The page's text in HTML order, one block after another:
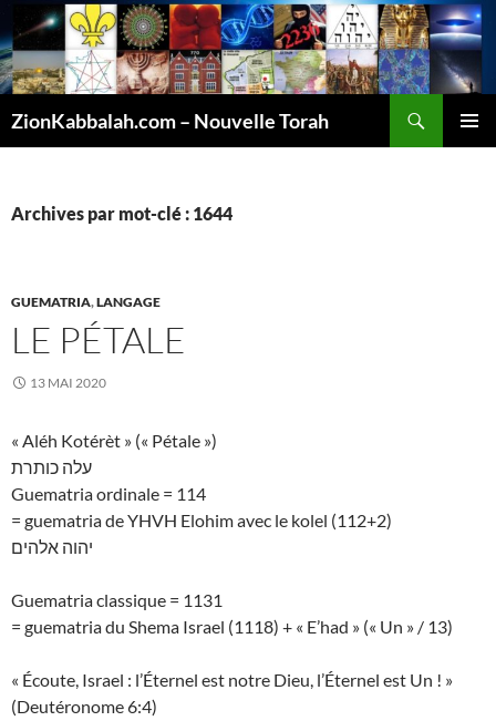
ZionKabbalah.com – Nouvelle Torah
Archives par mot-clé : 1644
GUEMATRIA,LANGAGE
LE PÉTALE
13 MAI 2020
« Aléh Kotérèt » (« Pétale »)
עלה כותרת
Guematria ordinale = 114
= guematria de YHVH Elohim avec le kolel (112+2)
יהוה אלהים
Guematria classique = 1131
= guematria du Shema Israel (1118) + « E’had » (« Un » / 13)
« Écoute, Israel : l’Éternel est notre Dieu, l’Éternel est Un ! »
(Deutéronome 6:4)